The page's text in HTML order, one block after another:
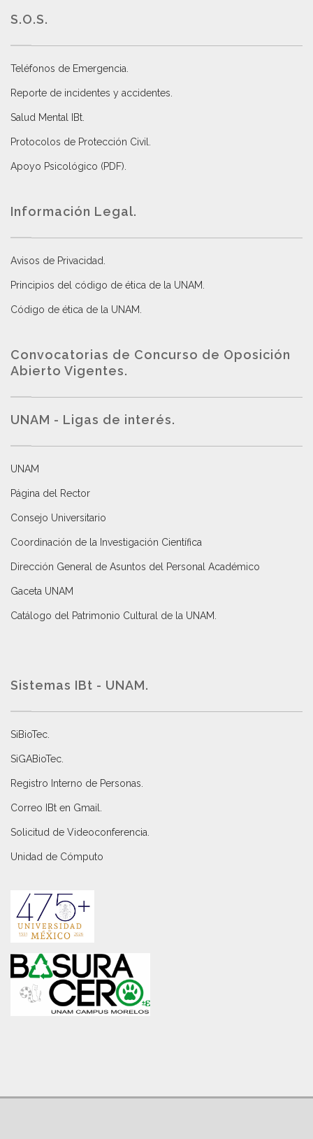
S.O.S.
Teléfonos de Emergencia.
Reporte de incidentes y accidentes
Salud Mental IBt
Protocolos de Protección Civil
Apoyo Psicológico (PDF)
Información Legal.
Avisos de Privacidad
Principios del código de ética de la UNAM
Código de ética de la UNAM
Convocatorias de Concurso de Oposición
Abierto Vigentes.
UNAM - Ligas de interés.
UNAM
Página del Rector
Consejo Universitario
Coordinación de la Investigación Científica
Dirección General de Asuntos del Personal Académico
Gaceta UNAM
Catálogo del Patrimonio Cultural de la UNAM.
Sistemas IBt - UNAM.
SiBioTec
SiGABioTec.
Registro Interno de Personas
Correo IBt en Gmail
Solicitud de Videoconferencia.
Unidad de Cómputo